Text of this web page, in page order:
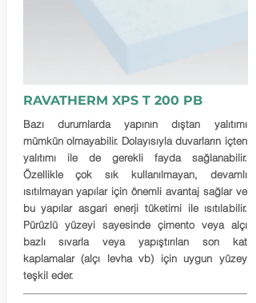
RAVATHERM XPS T 200 PB
Bazı durumlarda yapının dıştan yalıtımı
mümkün olmayabilir. Dolayısıyla duvarların içten
yalıtımı ile de gerekli fayda sağlanabilir.
Özellikle çok sık kullanılmayan, devamlı
ısıtılmayan yapılar için önemli avantaj sağlar ve
bu yapılar asgari enerji tüketimi ile ısıtılabilir.
Pürüzlü yüzeyi sayesinde çimento veya alçı
bazlı sıvarla veya yapıştırılan son kat
kaplamalar (alçı levha vb) için uygun yüzey
teşkil eder.